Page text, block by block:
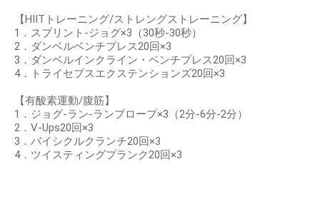
【HIITトレーニング/ストレングストレーニング】
1．スプリント-ジョグ×3（30秒-30秒）
2．ダンベルベンチプレス20回×3
3．ダンベルインクライン・ベンチプレス20回×3
4．トライセプスエクステンションズ20回×3
【有酸素運動/腹筋】
1．ジョグ-ラン-ランプロープ×3（2分-6分-2分）
2．V-Ups20回×3
3．バイシクルクランチ20回×3
4．ツイスティングプランク20回×3